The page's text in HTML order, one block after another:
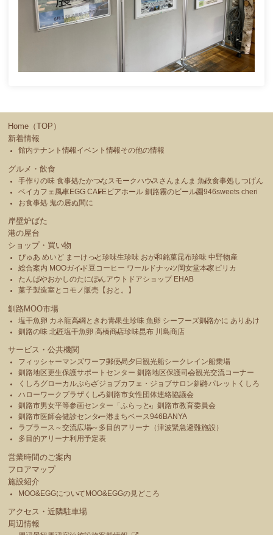
Home（TOP）
新着情報
館内テナント情報イベント情報その他の情報
グルメ・飲食
手作りの味 食事処たかつな スモークハウス さんまんま 魚政食事処しつげん
ベイカフェ風車EGG CAFEビアホール 釧路霧のビール園946sweets cheri
お食事処 鬼の居ぬ間に
岸壁炉ばた
港の屋台
ショップ・買い物
ぴゅあ めいど まーけっと珍味生珍味 おが和銘菓昆布珍味 中野物産
総合案内 MOOガイド豆コーヒー ワールドナッツ 岡女堂本家 ピリカ
たんばやおかしのたにぽんアウトドアショップ EHAB
菓子製造室とコモノ販売【おと。】
釧路MOO市場
塩干魚卵 カネ龍高綱 ときわ青果生珍味 魚卵 シーフーズ釧路かに ありあけ
釧路の味 北匠塩干魚卵 高橋商店珍味昆布 川島商店
サービス・公共機関
フィッシャーマンズワーフ郵便局夕日観光船シークレイン船乗場
釧路地区更生保護サポートセンター 釧路地区保護司会観光交流コーナー
くしろグローカルぷらざジョブカフェ・ジョブサロン釧路パレットくしろ
ハローワークプラザくしろ釧路市女性団体連絡協議会
釧路市男女平等参画センター「ふらっと」釧路市教育委員会
釧路市医師会健診センター港まちベース946BANYA
ラプラース～交流広場～ 多目的アリーナ（津波緊急避難施設）
多目的アリーナ利用予定表
営業時間のご案内
フロアマップ
施設紹介
MOO&EGGについて MOO&EGGの見どころ
アクセス・近隣駐車場
周辺情報